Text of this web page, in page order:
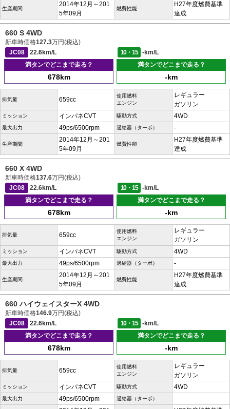
生産期間
2014年12月～201
5年09月
燃費性能
H27年度燃費基準
達成
660 S 4WD
新車時価格127.3万円(税込)
JC08
22.6km/L 10・15
-km/L
満タンでどこまで走る？
678km
満タンでどこまで走る？
-km
排気量 659cc
使用燃料
エンジン
レギュラー
ガソリン
ミッション インパネCVT 駆動方式 4WD
最大出力 49ps/6500rpm 過給器（ターボ） -
生産期間
2014年12月～201
5年09月
燃費性能
H27年度燃費基準
達成
660 X 4WD
新車時価格137.6万円(税込)
JC08
22.6km/L 10・15
-km/L
満タンでどこまで走る？
678km
満タンでどこまで走る？
-km
排気量 659cc
使用燃料
エンジン
レギュラー
ガソリン
ミッション インパネCVT 駆動方式 4WD
最大出力 49ps/6500rpm 過給器（ターボ） -
生産期間
2014年12月～201
5年09月
燃費性能
H27年度燃費基準
達成
660 ハイウェイスターX 4WD
新車時価格146.9万円(税込)
JC08
22.6km/L 10・15
-km/L
満タンでどこまで走る？
678km
満タンでどこまで走る？
-km
排気量 659cc
使用燃料
エンジン
レギュラー
ガソリン
ミッション インパネCVT 駆動方式 4WD
最大出力 49ps/6500rpm 過給器（ターボ）
-